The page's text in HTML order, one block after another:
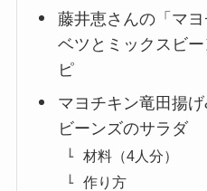
藤井恵さんの「マ
ベツとミックスビ
ピ
マヨチキン竜田揚
ビーンズのサラダ
材料（4人分）
作り方